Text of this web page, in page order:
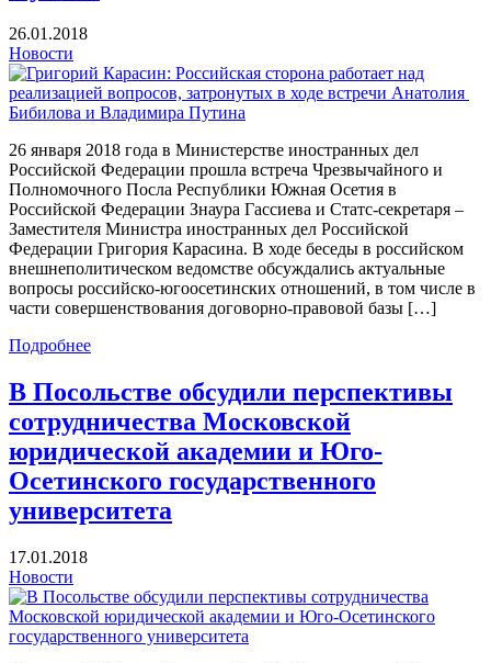
26.01.2018
Новости
26 января 2018 года в Министерстве иностранных дел
Российской Федерации прошла встреча Чрезвычайного и
Полномочного Посла Республики Южная Осетия в
Российской Федерации Знаура Гассиева и Статс-секретаря –
Заместителя Министра иностранных дел Российской
Федерации Григория Карасина. В ходе беседы в российском
внешнеполитическом ведомстве обсуждались актуальные
вопросы российско-югоосетинских отношений, в том числе в
части совершенствования договорно-правовой базы […]
Подробнее
В Посольстве обсудили перспективы
сотрудничества Московской
юридической академии и Юго-
Осетинского государственного
университета
17.01.2018
Новости